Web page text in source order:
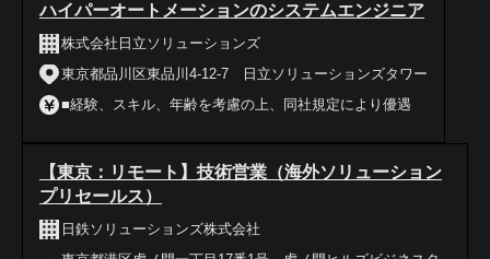
ハイパーオートメーションのシステムエンジニア
株式会社日立ソリューションズ
東京都品川区東品川4-12-7 日立ソリューションズタワー
■経験、スキル、年齢を考慮の上、同社規定により優遇
【東京：リモート】技術営業（海外ソリューション
プリセールス）
日鉄ソリューションズ株式会社